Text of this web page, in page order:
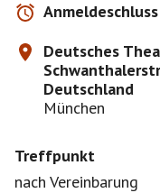
Deutsches
Deutschland
München
Treffpunkt
nach Vereinbarung